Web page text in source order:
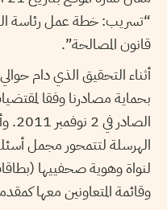
“تسريب: خطة عمل رئاسة
قانون المصالحة”.
الهرسلة لتتمحور مجمل
لنواة وهوية صحفييها
وقائمة المتعاونين معها